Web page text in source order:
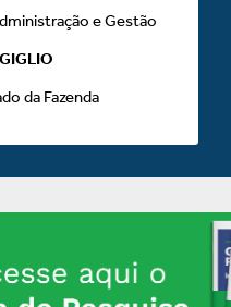
e Gestão
da Fazenda